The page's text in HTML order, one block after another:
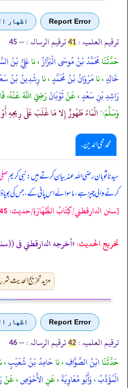
Report Error اظهار
ترقیم العلمیہ : 41 ترقیم الرسالہ : --
45
حَدَّثَنَامُحَمَّدُ بْنُ مُوسَى الْبَزَّازُ، ناعَلِيُّ بْنُ
خَالِدٍ، نامَرْوَانُ بْنُ مُحَمَّدٍ، نارِشْدِينُ بْنُ
رَاشِدِ بْنِ سَعْدٍ، عَنْثَوْبَانَرَضِيَ اللَّهُ عَنْهُ،
وَسَلَّمَ:"الْمَاءُ طَهُورٌ إِلا مَا غَلَبَ عَلَى رِيحِهِ
محمد محی الدین .
سیدنا ثوبان رضی اللہ عنہ بیان کرتے ہیں: نبی کریم
کرنے والی چیز ہے، ماسوائے اس پانی کے، جس کی بو
[سنن الدارقطني/كِتَابُ الطَّهَارَةِ/حدیث: 45]
تخریج الحدیث:«أخرجه الدارقطني فى
مزید تخریج الحدیث
Report Error اظهار
ترقیم العلمیہ : 42 ترقیم الرسالہ : --
46
حَدَّثَنَاابْنُ الصَّوَّافِ، ناحَامِدُ بْنُ شُعَيْبٍ،
الْمُؤَدِّبُ،وَأَبُو مُعَاوِيَةَ، عَنِالأَحْوَصِ، عَنْ